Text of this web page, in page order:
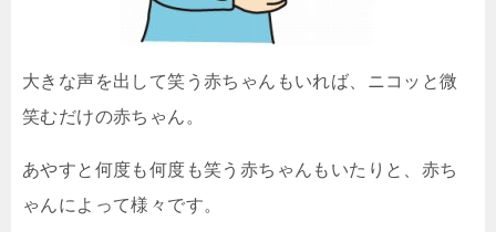
大きな声を出して笑う赤ちゃんもいれば、ニコッと微
笑むだけの赤ちゃん。
あやすと何度も何度も笑う赤ちゃんもいたりと、赤ち
ゃんによって様々です。